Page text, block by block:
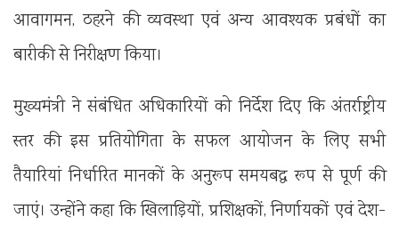
आवागमन, ठहरने की व्यवस्था एवं अन्य आवश्यक प्रबंधों का
बारीकी से निरीक्षण किया।
मुख्यमंत्री ने संबंधित अधिकारियों को निर्देश दिए कि अंतर्राष्ट्रीय
स्तर की इस प्रतियोगिता के सफल आयोजन के लिए सभी
तैयारियां निर्धारित मानकों के अनुरूप समयबद्ध रूप से पूर्ण की
जाएं। उन्होंने कहा कि खिलाड़ियों, प्रशिक्षकों, निर्णायकों एवं देश-